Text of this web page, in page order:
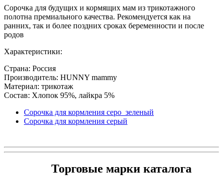
Сорочка для будущих и кормящих мам из трикотажного
полотна премиального качества. Рекомендуется как на
ранних, так и более поздних сроках беременности и после
родов
Характеристики:
Страна: Россия
Производитель: HUNNY mammy
Материал: трикотаж
Состав: Хлопок 95%, лайкра 5%
Сорочка для кормления серо_зеленый
Сорочка для кормления серый
Торговые марки каталога